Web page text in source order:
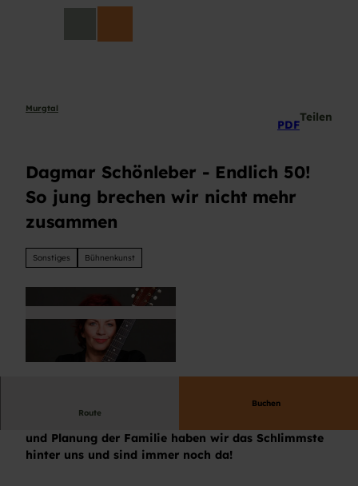
Murgtal
PDF
Teilen
Dagmar Schönleber - Endlich 50!
So jung brechen wir nicht mehr
zusammen
Sonstiges Bühnenkunst
Route
Buchen
und Planung der Familie haben wir das Schlimmste
hinter uns und sind immer noch da!